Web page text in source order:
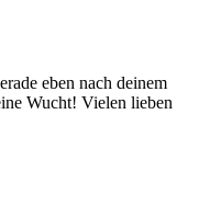
eben nach deinem
Wucht! Vielen lieben